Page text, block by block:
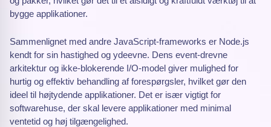
bygge applikationer.
Sammenlignet med andre JavaScript-frameworks er Node.js
kendt for sin hastighed og ydeevne. Dens event-drevne
arkitektur og ikke-blokerende I/O-model giver mulighed for
hurtig og effektiv behandling af forespørgsler, hvilket gør den
ideel til højtydende applikationer. Det er især vigtigt for
softwarehuse, der skal levere applikationer med minimal
ventetid og høj tilgængelighed.